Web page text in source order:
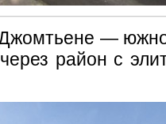
—
район с